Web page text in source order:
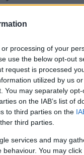
processing of your
use the below opt-out
request is processed
utilized by us
You may separately
on the IAB’s list of
to third parties on the
third parties.
services and may
You may
του. Είναι
συνεργασία
μια ταινία
επειδή
μόνο τα